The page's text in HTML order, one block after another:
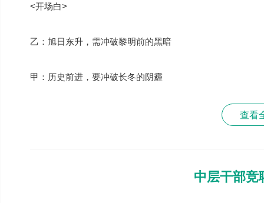
<开场白>
乙：旭日东升，需冲破黎明前的黑暗
甲：历史前进，要冲破长冬的阴霾
查看
中层干部竞